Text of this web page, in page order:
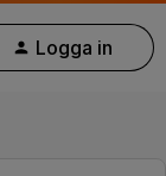
Logga in